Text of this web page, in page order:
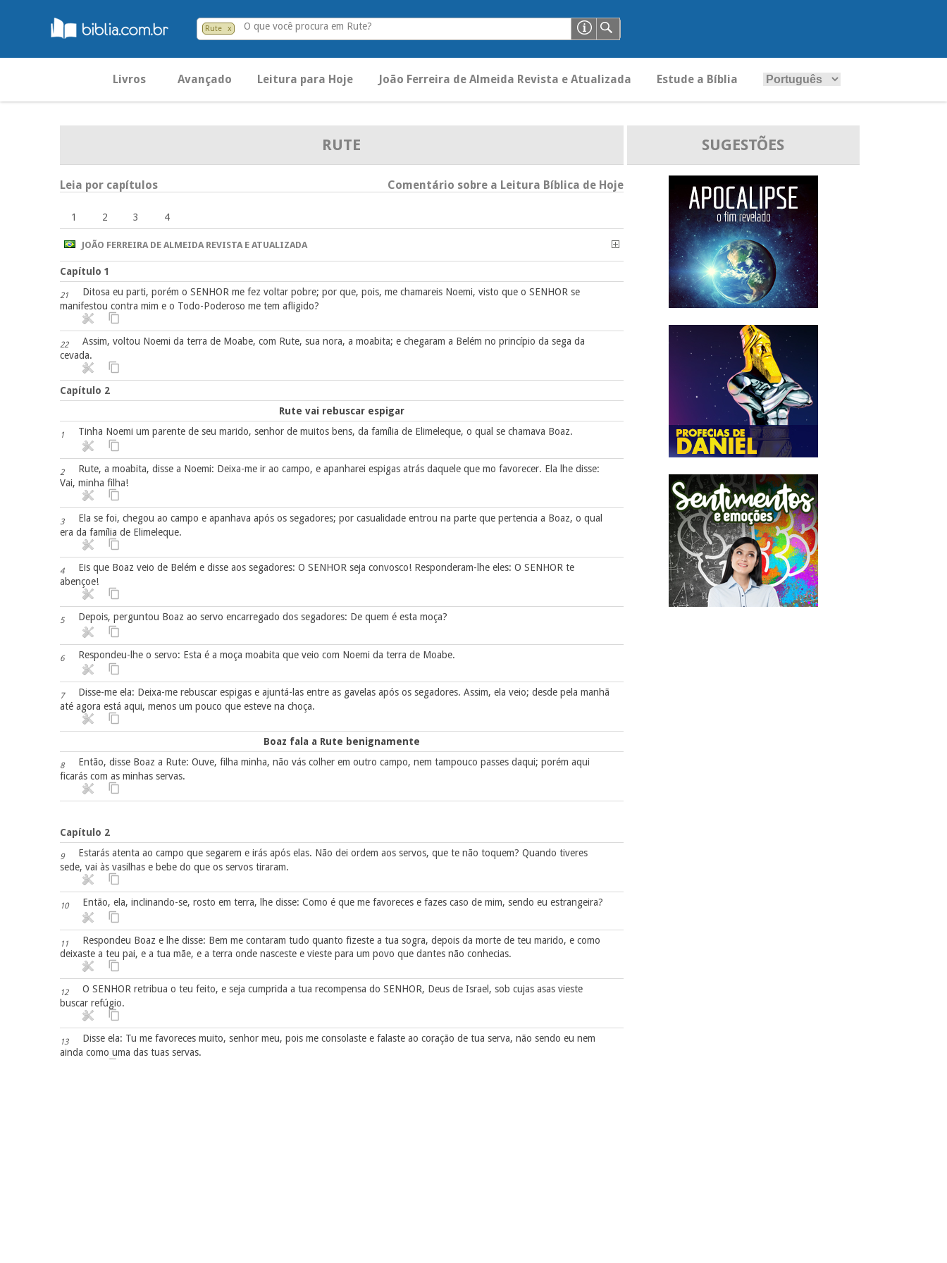
Rute x O que você procura em Rute?
Livros Avançado Leitura para Hoje João Ferreira de Almeida Revista e Atualizada Estude a Bíblia
RUTE
Leia por capítulos Comentário sobre a Leitura Bíblica de Hoje
1 2 3 4
JOÃO FERREIRA DE ALMEIDA REVISTA E ATUALIZADA
Capítulo 1
21
Ditosa eu parti, porém o SENHOR me fez voltar pobre; por que, pois, me chamareis Noemi, visto que o SENHOR se
manifestou contra mim e o Todo-Poderoso me tem afligido?
22
Assim, voltou Noemi da terra de Moabe, com Rute, sua nora, a moabita; e chegaram a Belém no princípio da sega da
cevada.
Capítulo 2
Rute vai rebuscar espigar
1 Tinha Noemi um parente de seu marido, senhor de muitos bens, da família de Elimeleque, o qual se chamava Boaz.
2
Rute, a moabita, disse a Noemi: Deixa-me ir ao campo, e apanharei espigas atrás daquele que mo favorecer. Ela lhe disse:
Vai, minha filha!
3
Ela se foi, chegou ao campo e apanhava após os segadores; por casualidade entrou na parte que pertencia a Boaz, o qual
era da família de Elimeleque.
4
Eis que Boaz veio de Belém e disse aos segadores: O SENHOR seja convosco! Responderam-lhe eles: O SENHOR te
abençoe!
5 Depois, perguntou Boaz ao servo encarregado dos segadores: De quem é esta moça?
6 Respondeu-lhe o servo: Esta é a moça moabita que veio com Noemi da terra de Moabe.
7
Disse-me ela: Deixa-me rebuscar espigas e ajuntá-las entre as gavelas após os segadores. Assim, ela veio; desde pela manhã
até agora está aqui, menos um pouco que esteve na choça.
Boaz fala a Rute benignamente
8
Então, disse Boaz a Rute: Ouve, filha minha, não vás colher em outro campo, nem tampouco passes daqui; porém aqui
ficarás com as minhas servas.
Capítulo 2
9
Estarás atenta ao campo que segarem e irás após elas. Não dei ordem aos servos, que te não toquem? Quando tiveres
sede, vai às vasilhas e bebe do que os servos tiraram.
10 Então, ela, inclinando-se, rosto em terra, lhe disse: Como é que me favoreces e fazes caso de mim, sendo eu estrangeira?
11
Respondeu Boaz e lhe disse: Bem me contaram tudo quanto fizeste a tua sogra, depois da morte de teu marido, e como
deixaste a teu pai, e a tua mãe, e a terra onde nasceste e vieste para um povo que dantes não conhecias.
12
O SENHOR retribua o teu feito, e seja cumprida a tua recompensa do SENHOR, Deus de Israel, sob cujas asas vieste
buscar refúgio.
13
Disse ela: Tu me favoreces muito, senhor meu, pois me consolaste e falaste ao coração de tua serva, não sendo eu nem
ainda como uma das tuas servas.
SUGESTÕES